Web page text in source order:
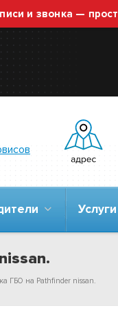
звонка — просто
Услуги
ГБО на Pathfinder nissan.